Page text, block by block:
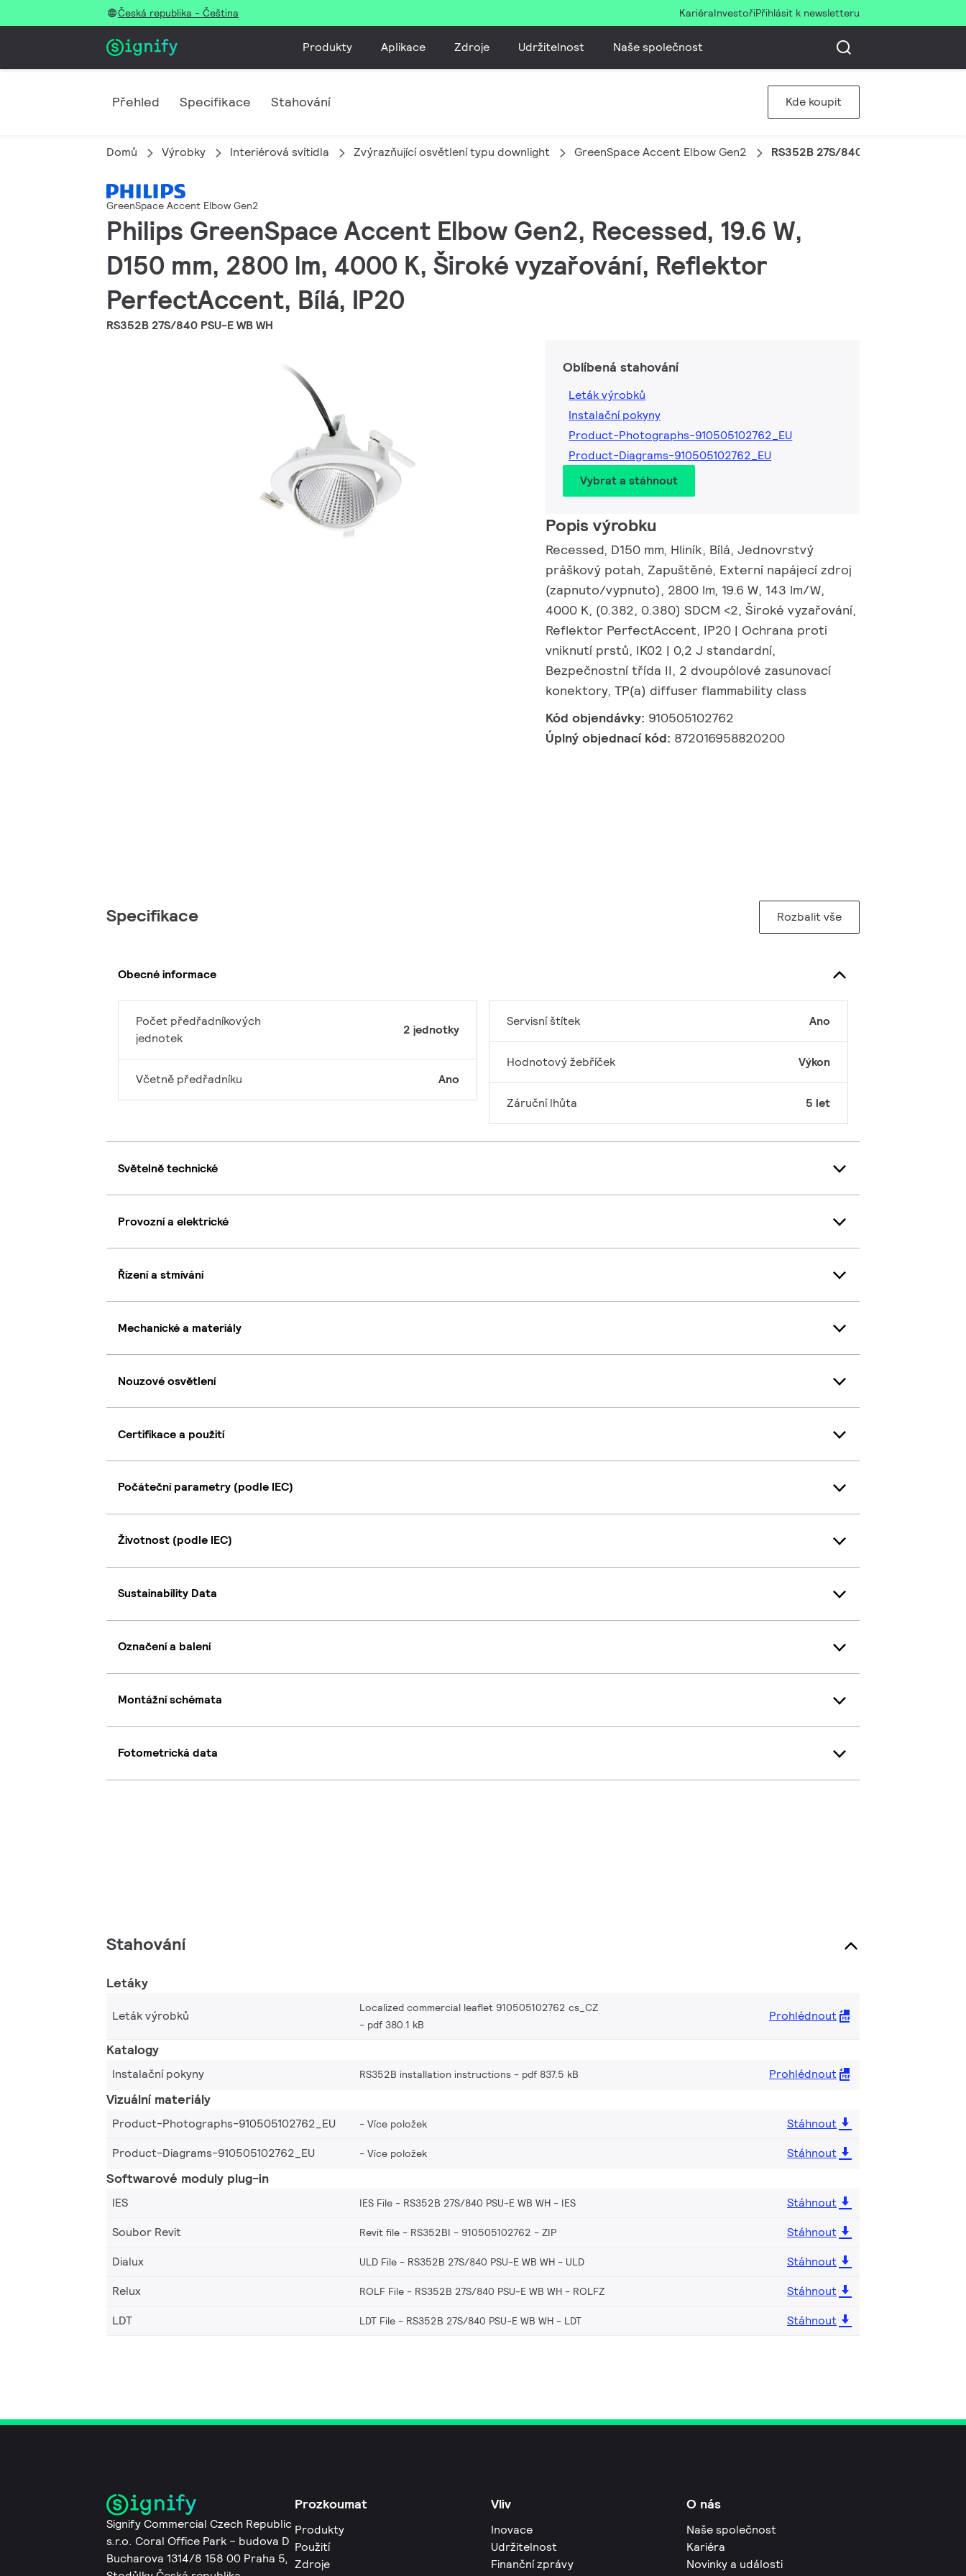
Česká republika - Čeština KariéraInvestořiPřihlásit k newsletteru
Produkty Aplikace Zdroje Udržitelnost Naše společnost
Přehled Specifikace Stahování Kde koupit
Domů Výrobky Interiérová svítidla Zvýrazňující osvětlení typu downlight GreenSpace Accent Elbow Gen2 RS352B 27S/840 PSU-E WB WH
GreenSpace Accent Elbow Gen2
Philips GreenSpace Accent Elbow Gen2, Recessed, 19.6 W,
D150 mm, 2800 lm, 4000 K, Široké vyzařování, Reflektor
PerfectAccent, Bílá, IP20
RS352B 27S/840 PSU-E WB WH
Oblíbená stahování
Leták výrobků
Instalační pokyny
Product-Photographs-910505102762_EU
Product-Diagrams-910505102762_EU
Vybrat a stáhnout
Popis výrobku
Recessed, D150 mm, Hliník, Bílá, Jednovrstvý
práškový potah, Zapuštěné, Externí napájecí zdroj
(zapnuto/vypnuto), 2800 lm, 19.6 W, 143 lm/W,
4000 K, (0.382, 0.380) SDCM <2, Široké vyzařování,
Reflektor PerfectAccent, IP20 | Ochrana proti
vniknutí prstů, IK02 | 0,2 J standardní,
Bezpečnostní třída II, 2 dvoupólové zasunovací
konektory, TP(a) diffuser flammability class
Kód objendávky: 910505102762
Úplný objednací kód: 872016958820200
Specifikace Rozbalit vše
Obecné informace
Počet předřadníkových
jednotek
2 jednotky
Včetně předřadníku Ano
Servisní štítek Ano
Hodnotový žebříček Výkon
Záruční lhůta 5 let
Světelně technické
Provozní a elektrické
Řízení a stmívání
Mechanické a materiály
Nouzové osvětlení
Certifikace a použití
Počáteční parametry (podle IEC)
Životnost (podle IEC)
Sustainability Data
Označení a balení
Montážní schémata
Fotometrická data
Stahování
Letáky
Leták výrobků
Localized commercial leaflet 910505102762 cs_CZ
pdf 380.1 kB
Prohlédnout
Katalogy
Instalační pokyny RS352B installation instructions pdf 837.5 kB Prohlédnout
Vizuální materiály
Product-Photographs-910505102762_EU Více položek
Stáhnout
Product-Diagrams-910505102762_EU
Více položek Stáhnout
Softwarové moduly plug-in
IES IES File - RS352B 27S/840 PSU-E WB WH IES
Stáhnout
Soubor Revit
Revit file - RS352BI - 910505102762 ZIP
Stáhnout
Dialux
ULD File - RS352B 27S/840 PSU-E WB WH ULD
Stáhnout
Relux
ROLF File - RS352B 27S/840 PSU-E WB WH ROLFZ
Stáhnout
LDT
LDT File - RS352B 27S/840 PSU-E WB WH LDT Stáhnout
Signify Commercial Czech Republic
s.r.o. Coral Office Park – budova D
Bucharova 1314/8 158 00 Praha 5,
Prozkoumat
Produkty
Použití
Zdroje
Vliv
Inovace
Udržitelnost
Finanční zprávy
O nás
Naše společnost
Kariéra
Novinky a události